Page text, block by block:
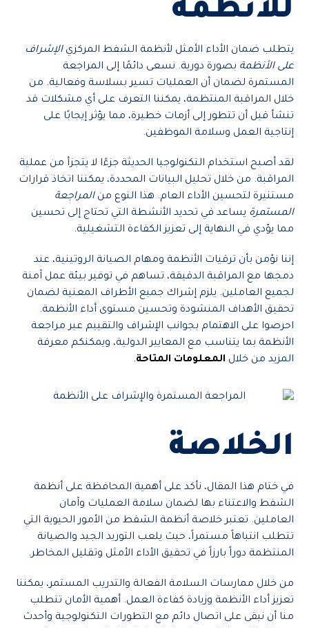
للأنظمة
يتطلب ضمان الأداء الأمثل لأنظمة الشفط المركزيالإشراف
على الأنظمة بصورة دورية. نسعى دائمًا إلى المراجعة
المستمرة لضمان أن العمليات تسير بسلاسة وفعالية. من
خلال المراقبة المنتظمة، يمكننا التعرف على أي مشكلات قد
تنشأ قبل أن تتطور إلى أزمات خطيرة، مما يؤثر إيجابًا على
إنتاجية العمل وسلامة الموظفين.
لقد أصبح استخدام التكنولوجيا الحديثة جزءًا لا يتجزأ من عملية
المراقبة. من خلال تحليل البيانات المحددة، يمكننا اتخاذ قرارات
مستنيرة لتحسين الأداء العام. هذا النوع منالمراجعة
المستمرة يساعد في تحديد الأنشطة التي تحتاج إلى تحسين
مما يؤدي في النهاية إلى تعزيز الكفاءة التشغيلية.
إننا نؤمن بأن ترقيات الأنظمة ومهام الصيانة الروتينية، عند
دمجها مع المراقبة الدقيقة، تساهم في توفير بيئة عمل آمنة
لجميع العاملين. يلزم إشراك جميع الأطراف المعنية لضمان
تحقيق الأهداف المنشودة وتحسين مستوى أداء الأنظمة.
احرصوا على الاهتمام بجوانب الإشراف والتقييم عبر مراجعة
الأنظمة بما يتناسب مع المعايير الدولية، ويمكنكم معرفة
المزيد من خلال المعلومات المتاحة.
الخلاصة
في ختام هذا المقال، نأكد على أهمية المحافظة على أنظمة
الشفط والاعتناء بها لضمان سلامة العمليات وآمان
العاملين. تعتبر خلاصة أنظمة الشفط من الأمور الحيوية التي
تتطلب انتباهاً مستمراً، حيث يلعب التوريد الجيد والصيانة
المنتظمة دوراً بارزاً في تحقيق الأداء الأمثل وتقليل المخاطر.
من خلال ممارسات السلامة الفعالة والتدريب المستمر، يمكننا
تعزيز أداء الأنظمة وزيادة كفاءة العمل. أهمية الأمان تتطلب
منا أن نبقى على اتصال دائم مع التطورات التكنولوجية وأحدث